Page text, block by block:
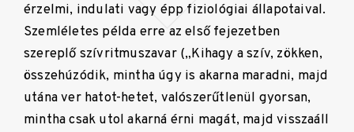
érzelmi, indulati vagy épp fiziológiai állapotaival.
Szemléletes példa erre az első fejezetben
szereplő szívritmuszavar („Kihagy a szív, zökken,
összehúzódik, mintha úgy is akarna maradni, majd
utána ver hatot-hetet, valószerűtlenül gyorsan,
mintha csak utol akarná érni magát, majd visszaáll